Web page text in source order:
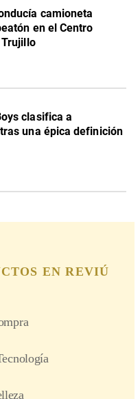
camioneta
en el Centro
Trujillo
clasifica a
una épica definición